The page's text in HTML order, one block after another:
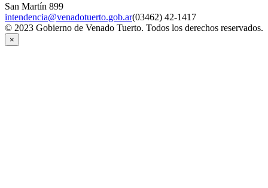
San Martín 899
intendencia@venadotuerto.gob.ar(03462) 42-1417
© 2023 Gobierno de Venado Tuerto. Todos los derechos reservados.
×